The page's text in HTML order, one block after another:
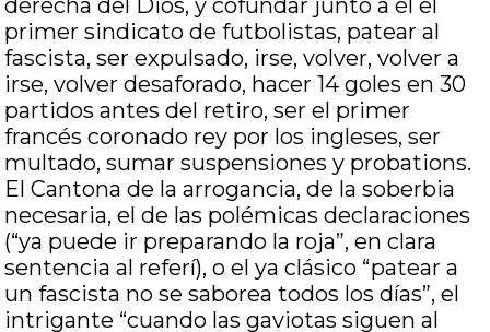
derecha del Dios, y cofundar junto a él el
primer sindicato de futbolistas, patear al
fascista, ser expulsado, irse, volver, volver a
irse, volver desaforado, hacer 14 goles en 30
partidos antes del retiro, ser el primer
francés coronado rey por los ingleses, ser
multado, sumar suspensiones y probations.
El Cantona de la arrogancia, de la soberbia
necesaria, el de las polémicas declaraciones
(“ya puede ir preparando la roja”, en clara
sentencia al referí), o el ya clásico “patear a
un fascista no se saborea todos los días”, el
intrigante “cuando las gaviotas siguen al